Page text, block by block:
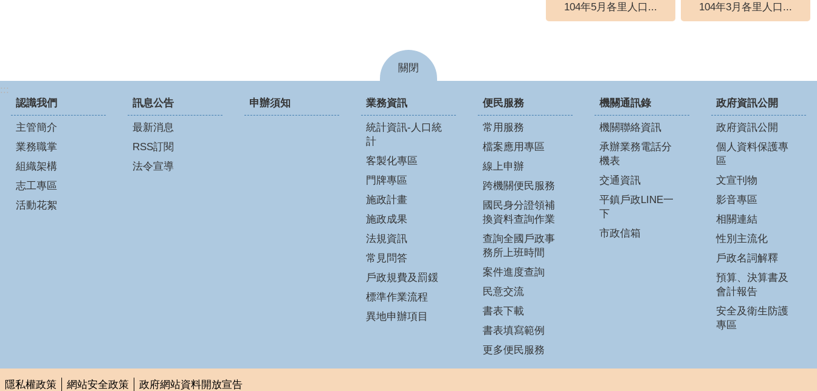
104年5月各里人口... 104年3月各里人口...
關閉
:::
認識我們
主管簡介
業務職掌
組織架構
志工專區
活動花絮
訊息公告
最新消息
RSS訂閱
法令宣導
申辦須知 業務資訊
統計資訊-人口統
計
客製化專區
門牌專區
施政計畫
施政成果
法規資訊
常見問答
戶政規費及罰鍰
標準作業流程
異地申辦項目
便民服務
常用服務
檔案應用專區
線上申辦
跨機關便民服務
國民身分證領補
換資料查詢作業
查詢全國戶政事
務所上班時間
案件進度查詢
民意交流
書表下載
書表填寫範例
更多便民服務
機關通訊錄
機關聯絡資訊
承辦業務電話分
機表
交通資訊
平鎮戶政LINE一
下
市政信箱
政府資訊公開
政府資訊公開
個人資料保護專
區
文宣刊物
影音專區
相關連結
性別主流化
戶政名詞解釋
預算、決算書及
會計報告
安全及衛生防護
專區
隱私權政策 網站安全政策 政府網站資料開放宣告